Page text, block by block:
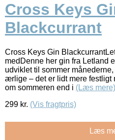
Cross Keys
Blackcurrant
Cross Keys Gin
medDenne her gin fra Letland
udviklet til sommer
ærlige – det er lidt mere festligt
om sommeren end i (Læs mere)
299 kr. (Vis fragtpris)
Læs